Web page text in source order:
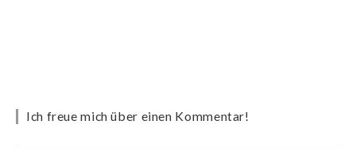
Ich freue mich über einen Kommentar!